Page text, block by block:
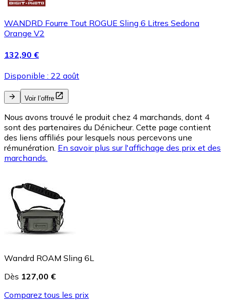
WANDRD Fourre Tout ROGUE Sling 6 Litres Sedona
Orange V2
132,90 €
Disponible : 22 août
Voir l’offre
Nous avons trouvé le produit chez 4 marchands, dont 4
sont des partenaires du Dénicheur. Cette page contient
des liens affiliés pour lesquels nous percevons une
rémunération. En savoir plus sur l'affichage des prix et des
marchands.
Wandrd ROAM Sling 6L
Dès 127,00 €
Comparez tous les prix